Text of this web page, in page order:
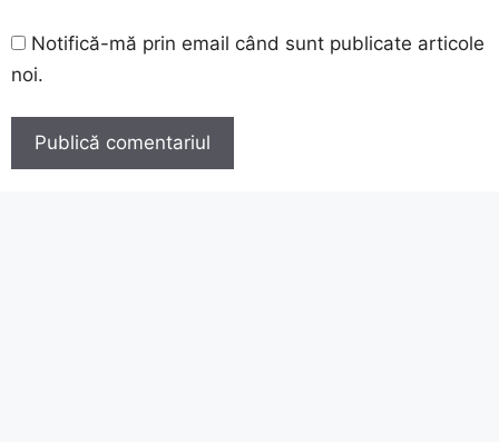
Notifică-mă prin email când sunt publicate articole
noi.